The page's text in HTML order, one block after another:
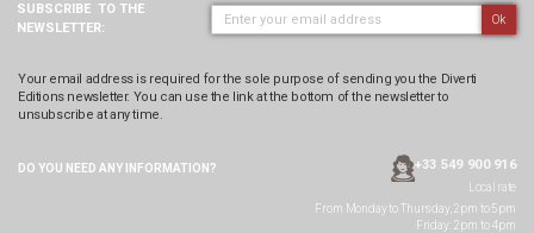
SUBSCRIBE TO THE
NEWSLETTER:
Ok
Your email address is required for the sole purpose of sending you the Diverti
Editions newsletter. You can use the link at the bottom of the newsletter to
unsubscribe at any time.
DO YOU NEED ANY INFORMATION? +33 549 900 916
Local rate
From Monday to Thursday, 2pm to 5pm
Friday: 2pm to 4pm